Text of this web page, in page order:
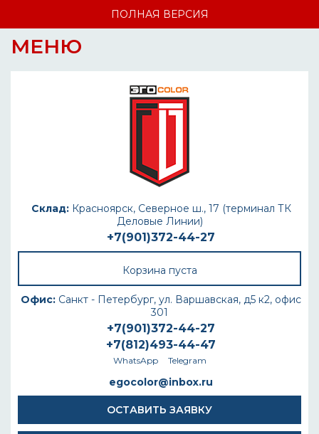
ПОЛНАЯ ВЕРСИЯ
МЕНЮ
Склад:Красноярск, Северное ш., 17 (терминал ТК
Деловые Линии)
+7(901)372-44-27
Корзина пуста
Офис: Санкт - Петербург, ул. Варшавская, д5 к2, офис
301
+7(901)372-44-27
+7(812)493-44-47
WhatsApp Telegram
egocolor@inbox.ru
ОСТАВИТЬ ЗАЯВКУ